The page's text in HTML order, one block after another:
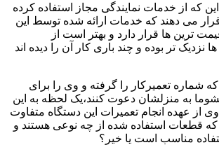
که از خدمات نمایندگی مجاز استفاده کرده
قرار می دهند که خدمات ارائه شده توسط این
ترین ها قرار دارد و بهتر است از
نزدیک تر بوده و چند باری کار آن را دیده اند
که شماره تعمیرکار را گرفته و وی را برای
به منزلشان دعوت کنند،یک لحظه به این
از عهده انجام تعمیرات این دستگاه متفاوت
که قطعات استفاده شده از چه نوعی هستند و
مناسب است یا خیر؟